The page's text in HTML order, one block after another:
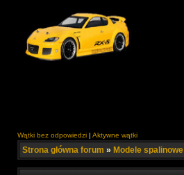
Wątki bez odpowiedzi | Aktywne wątki
Strona główna forum » Modele spalinowe